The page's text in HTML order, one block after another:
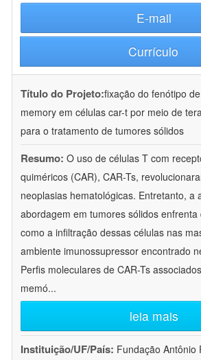
E-mail
Currículo
Título do Projeto:fixação do fenótipo
memory em células car-t por meio de
para o tratamento de tumores sólidos
Resumo: O uso de células T com
quiméricos (CAR), CAR-Ts,
neoplasias hematológicas. Entretanto, a
abordagem em tumores sólidos enfrenta
como a infiltração dessas células nas
ambiente imunossupressor encontrado
Perfis moleculares de CAR-Ts
memó...
leia mais
Instituição/UF/País: Fundação Antônio